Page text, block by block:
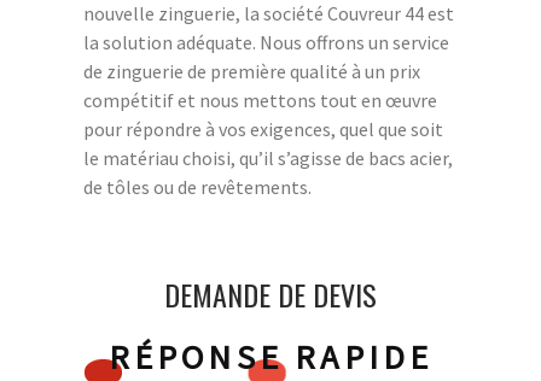
nouvelle zinguerie, la société Couvreur 44 est
la solution adéquate. Nous offrons un service
de zinguerie de première qualité à un prix
compétitif et nous mettons tout en œuvre
pour répondre à vos exigences, quel que soit
le matériau choisi, qu’il s’agisse de bacs acier,
de tôles ou de revêtements.
DEMANDE DE DEVIS
RÉPONSE RAPIDE